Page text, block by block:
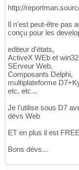
http://
Il n'est peut-être pas
conçu pour les
editeur d'états,
ActiveX WEb et
SErveur Web,
Composants Delphi,
multiplateforme
etc, etc...
Je l'utilise sous D7
dévs Web
ET en plus il est
Bons dévs...